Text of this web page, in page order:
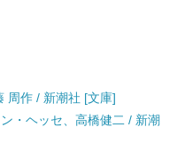
周作 / 新潮社 [文庫]
・ヘッセ、高橋健二 / 新潮